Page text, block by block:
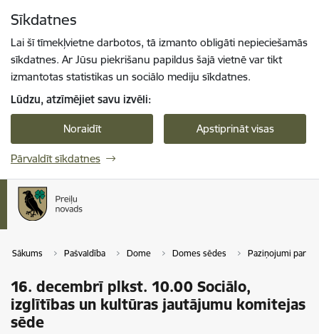
Sīkdatnes
Lai šī tīmekļvietne darbotos, tā izmanto obligāti nepieciešamās
sīkdatnes. Ar Jūsu piekrišanu papildus šajā vietnē var tikt
izmantotas statistikas un sociālo mediju sīkdatnes.
Lūdzu, atzīmējiet savu izvēli:
Noraidīt Apstiprināt visas
Pārvaldīt sīkdatnes
Sākums Pašvaldība Dome Domes sēdes Paziņojumi par
16. decembrī plkst. 10.00 Sociālo,
izglītības un kultūras jautājumu komitejas
sēde